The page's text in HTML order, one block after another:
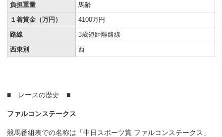
負担重量
馬齢
１着賞金（万円）
4100万円
路線
3歳短距離路線
西東別
西
■ レースの歴史 ■
ファルコンステークス
競馬番組表での名称は「中日スポーツ賞 ファルコンステークス」